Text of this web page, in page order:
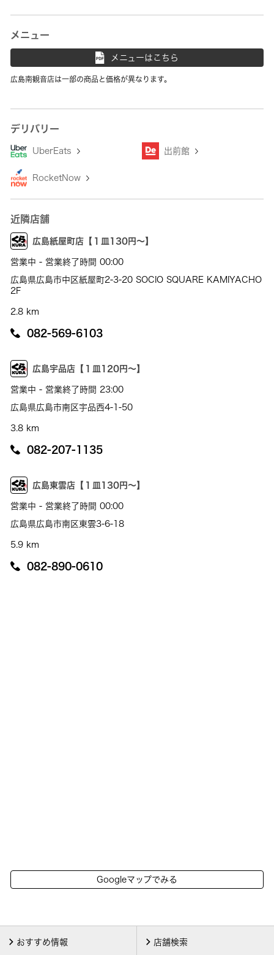
メニュー
メニューはこちら
広島南観音店は一部の商品と価格が異なります。
デリバリー
UberEats 出前館
RocketNow
近隣店舗
広島紙屋町店【１皿130円～】
営業中 - 営業終了時間 00:00
広島県広島市中区紙屋町2-3-20 SOCIO SQUARE KAMIYACHO
2F
2.8 km
082-569-6103
広島宇品店【１皿120円～】
営業中 - 営業終了時間 23:00
広島県広島市南区宇品西4-1-50
3.8 km
082-207-1135
広島東雲店【１皿130円～】
営業中 - 営業終了時間 00:00
広島県広島市南区東雲3-6-18
5.9 km
082-890-0610
Googleマップでみる
おすすめ情報 店舗検索